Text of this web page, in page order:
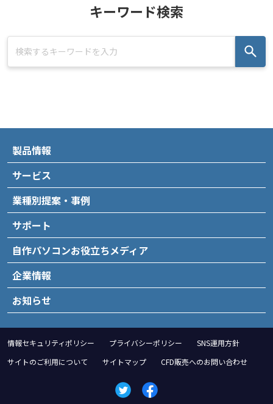
キーワード検索
製品情報
サービス
業種別提案・事例
サポート
自作パソコンお役立ちメディア
企業情報
お知らせ
情報セキュリティポリシー プライバシーポリシー
SNS運用方針
サイトのご利用について
サイトマップ CFD販売へのお問い合わせ